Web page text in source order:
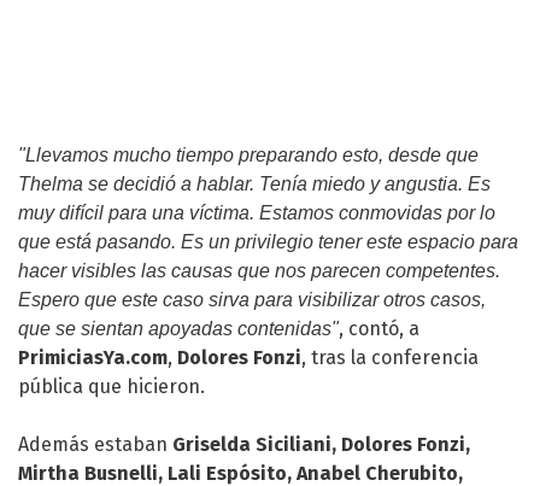
"Llevamos mucho tiempo preparando esto, desde que
Thelma se decidió a hablar. Tenía miedo y angustia. Es
muy difícil para una víctima. Estamos conmovidas por lo
que está pasando. Es un privilegio tener este espacio para
hacer visibles las causas que nos parecen competentes.
Espero que este caso sirva para visibilizar otros casos,
que se sientan apoyadas contenidas", contó, a
PrimiciasYa.com, Dolores Fonzi, tras la conferencia
pública que hicieron.
Además estaban Griselda Siciliani, Dolores Fonzi,
Mirtha Busnelli, Lali Espósito, Anabel Cherubito,